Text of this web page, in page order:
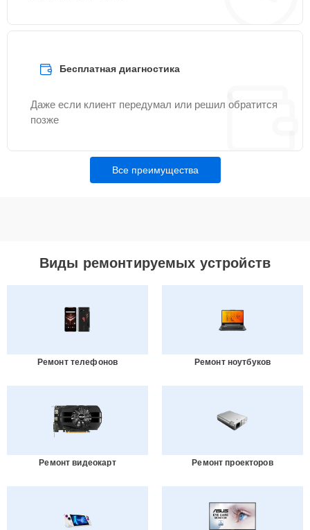
Бесплатная диагностика
Даже если клиент передумал или решил обратится
позже
Все преимущества
Виды ремонтируемых устройств
Ремонт телефонов Ремонт ноутбуков
Ремонт видеокарт Ремонт проекторов